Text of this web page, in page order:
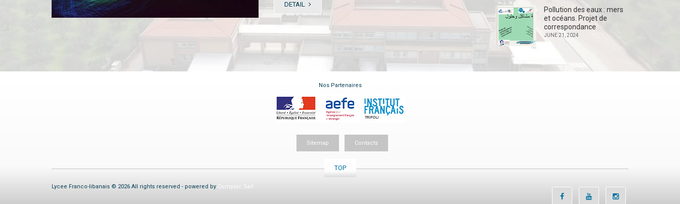
DETAIL
Pollution des eaux : mers
et océans. Projet de
correspondance
JUNE 21, 2024
Nos Partenaires
Sitemap Contacts
TOP
Lycee Franco-libanais © 2026 All rights reserved - powered by Compiac Sarl